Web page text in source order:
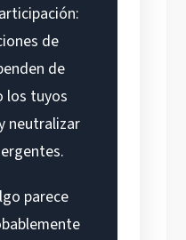
de
de
los tuyos
neutralizar
parece